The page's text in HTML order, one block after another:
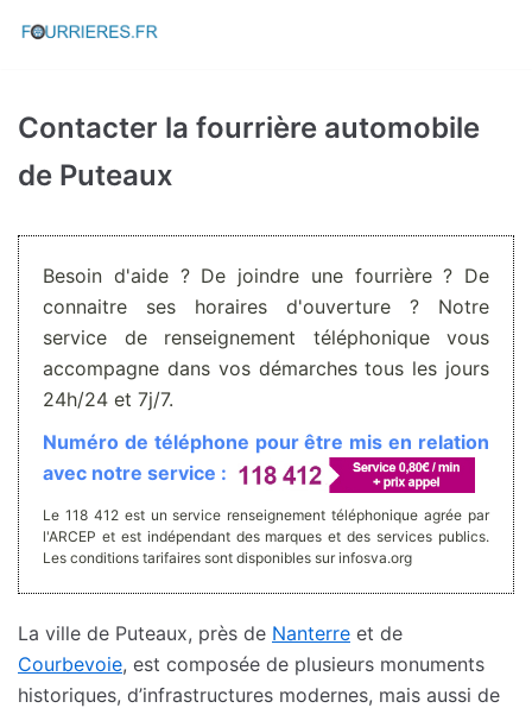
Aller
Contacter la fourrière automobile
de Puteaux
Besoin d'aide ? De joindre une fourrière ? De
connaitre ses horaires d'ouverture ? Notre
service de renseignement téléphonique vous
accompagne dans vos démarches tous les jours
24h/24 et 7j/7.
Numéro de téléphone pour être mis en relation
avec notre service :
Le 118 412 est un service renseignement téléphonique agrée par
l'ARCEP et est indépendant des marques et des services publics.
Les conditions tarifaires sont disponibles sur infosva.org
La ville de Puteaux, près de Nanterre et de
Courbevoie, est composée de plusieurs monuments
historiques, d’infrastructures modernes, mais aussi de